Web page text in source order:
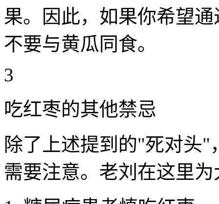
果。因此，如果你希望
不要与黄瓜同食。
3
吃红枣的其他禁忌
除了上述提到的"死对头
需要注意。老刘在这里